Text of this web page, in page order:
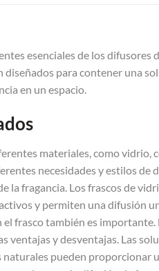
esenciales de los difusores
para contener una
en un espacio.
materiales, como vidrio,
necesidades y estilos de
la fragancia. Los frascos de
y permiten una difusión
frasco también es importante.
ventajas y desventajas. Las
pueden proporcionar